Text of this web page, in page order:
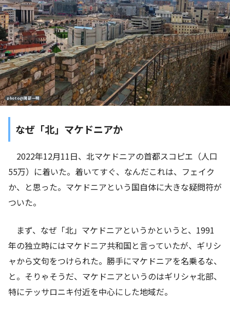
photo@岡部一明
なぜ「北」マケドニアか
2022年12月11日、北マケドニアの首都スコピエ（人口
55万）に着いた。着いてすぐ、なんだこれは、フェイク
か、と思った。マケドニアという国自体に大きな疑問符が
ついた。
まず、なぜ「北」マケドニアというかというと、1991
年の独立時にはマケドニア共和国と言っていたが、ギリシ
ャから文句をつけられた。勝手にマケドニアを名乗るな、
と。そりゃそうだ、マケドニアというのはギリシャ北部、
特にテッサロニキ付近を中心にした地域だ。